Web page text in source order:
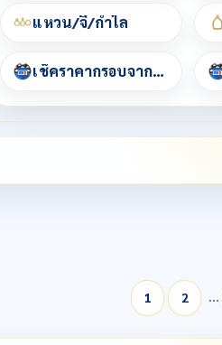
แหวน/จี้/กำไล
เช็คราคากรอบจากชื่อพระ
1 2 …